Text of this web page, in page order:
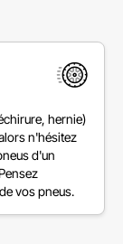
hernie)
n'hésitez
d'un
vos pneus.